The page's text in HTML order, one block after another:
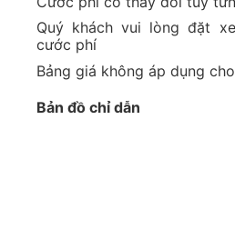
khách hàng.
Ngoài những lợi ích trên,
365luôn hướng đến dịch
dành cho khách hàng và
nhất trên chuyến hành trình.